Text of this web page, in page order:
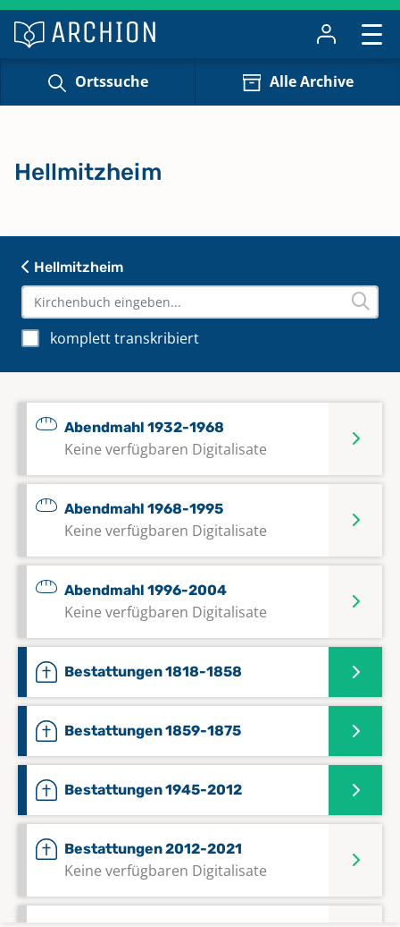
Ortssuche Alle Archive
Hellmitzheim
komplett transkribiert
Abendmahl 1932-1968
Keine verfügbaren Digitalisate
Abendmahl 1968-1995
Keine verfügbaren Digitalisate
Abendmahl 1996-2004
Keine verfügbaren Digitalisate
Bestattungen 1818-1858
Bestattungen 1859-1875
Bestattungen 1945-2012
Bestattungen 2012-2021
Keine verfügbaren Digitalisate
Hellmitzheim